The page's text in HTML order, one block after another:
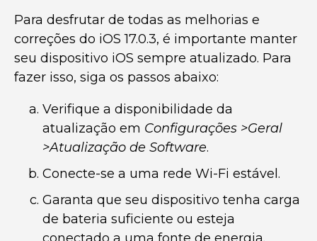
Para desfrutar de todas as melhorias e
correções do iOS 17.0.3, é importante manter
seu dispositivo iOS sempre atualizado. Para
fazer isso, siga os passos abaixo:
Verifique a disponibilidade da
atualização em Configurações >Geral
>Atualização de Software.
Conecte-se a uma rede Wi-Fi estável.
Garanta que seu dispositivo tenha carga
de bateria suficiente ou esteja